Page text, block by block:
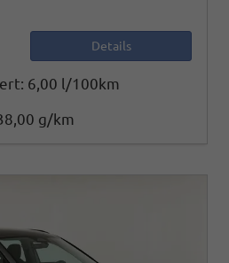
Details
6,00 l/100km
g/km